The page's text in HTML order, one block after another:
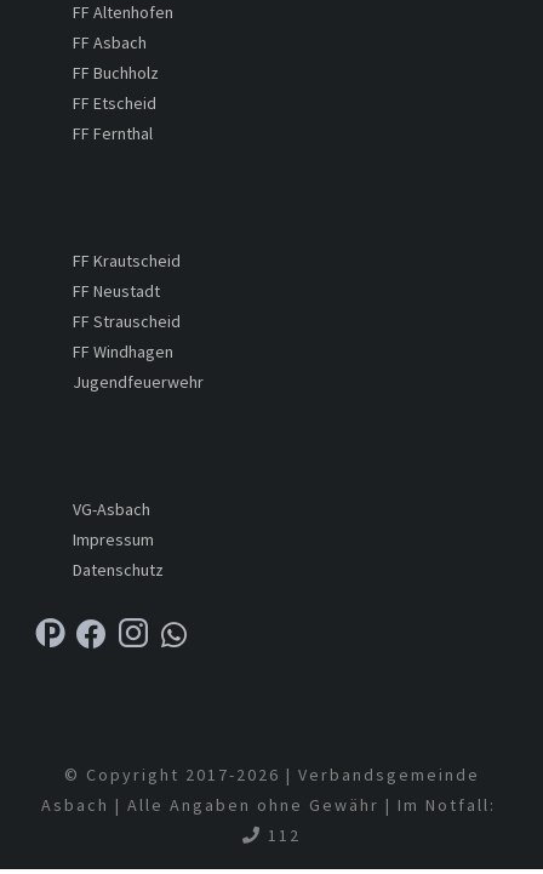
FF Altenhofen
FF Asbach
FF Buchholz
FF Etscheid
FF Fernthal
FF Krautscheid
FF Neustadt
FF Strauscheid
FF Windhagen
Jugendfeuerwehr
VG-Asbach
Impressum
Datenschutz
© Copyright 2017-2026 | Verbandsgemeinde
Asbach | Alle Angaben ohne Gewähr | Im Notfall:
112